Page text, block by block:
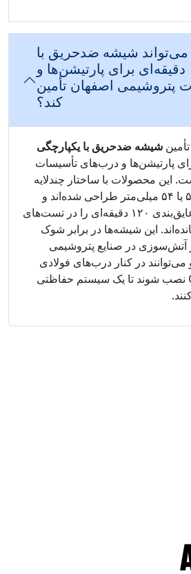
می‌تواند شیشه ضدحریق با
یکپارچگی ۱۲۰ دقیقه‌ای برای پارتیشن‌ها و
پتروشیمی اصفهان تأمین
کند؟
شیشه ضدحریق با یکپارچگی
پارتیشن‌ها و درب‌های تأسیسات
این محصولات با ساختار چندلایه
پیشرفته و ضخامت ۵۰ یا ۵۴ میلی‌متر طراحی شده‌اند و
عملکرد یکپارچگی و عایق‌بندی ۱۲۰ دقیقه‌ای را در تست‌های
این شیشه‌ها در برابر شوک
آتش‌سوزی در صنایع پتروشیمی
می‌توانند در کنار درب‌های فولادی
آتش‌بند با فریم G.M.S نصب شوند تا یک سیستم حفاظتی